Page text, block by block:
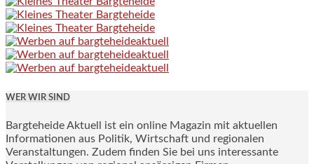
WER WIR SIND
Bargteheide Aktuell ist ein online Magazin mit aktuellen
Informationen aus Politik, Wirtschaft und regionalen
Veranstaltungen. Zudem finden Sie bei uns interessante